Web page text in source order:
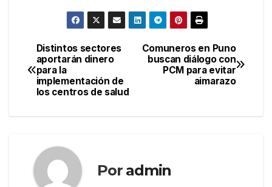
Navegación
de
Comuneros en Puno
buscan diálogo con
PCM para evitar
aimarazo
Distintos sectores
aportarán dinero
para la
implementación de
los centros de salud
Por admin